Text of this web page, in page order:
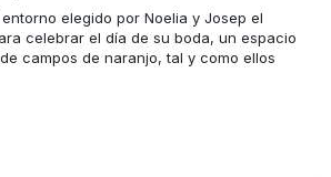
elegido por Noelia y Josep el
celebrar el día de su boda, un espacio
campos de naranjo, tal y como ellos